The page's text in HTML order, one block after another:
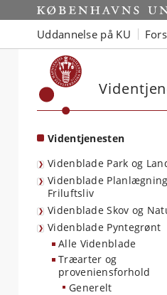
Start
Uddannelse på KU
Videntjenesten
Videnblade Park og
Videnblade
Friluftsliv
Videnblade Skov og
Videnblade Pyntegrønt
Alle Videnblade
Træarter og
proveniensforhold
Generelt